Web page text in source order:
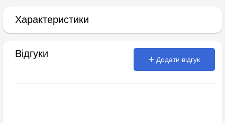
Характеристики
Відгуки
Додати відгук